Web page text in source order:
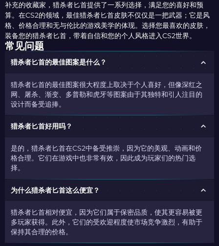
补充的收藏家，猎杀者匕首提供了一系列选择，满足您的喜好和预
算。在CS2的领域，最佳猎杀者匕首皮肤不仅仅是一把武器；它是风
格、价格合理和无与伦比的游戏美学的体现。选择您最喜欢的皮肤，
装备您的猎杀者匕首，带着自信和您的个人风格进入CS2世界。
常见问题
猎杀者匕首的最佳图案是什么？
猎杀者匕首的最佳图案很大程度上取决于个人喜好，但像深红之
网、屠杀、渐变、多普勒和虎牙等图案由于其独特和引人注目的
设计而备受追捧。
猎杀者匕首好用吗？
是的，猎杀者匕首在CS2中备受推崇，因为它的美观、动画和价
格合理。它们在游戏中也非常有效，因此成为玩家们的热门选
择。
为什么猎杀者匕首这么便宜？
猎杀者匕首相对便宜，因为它们属于保密品质，使其更容易被更
多玩家获得。此外，它们的受欢迎程度使市场竞争激烈，有助于
保持其合理的价格。